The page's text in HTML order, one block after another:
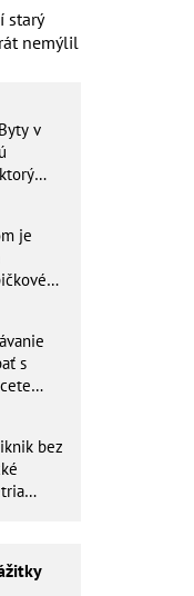
starý
nemýlil
v
je
s
bez